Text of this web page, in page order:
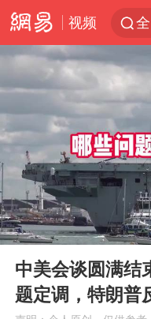
视频
Play
00:00
中美会谈圆满结
题定调，特朗普